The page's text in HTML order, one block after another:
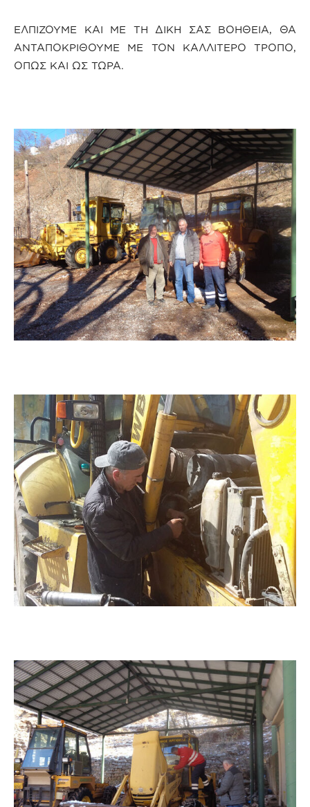
ΕΛΠΙΖΟΥΜΕ ΚΑΙ ΜΕ ΤΗ ΔΙΚΗ ΣΑΣ ΒΟΗΘΕΙΑ, ΘΑ
ΑΝΤΑΠΟΚΡΙΘΟΥΜΕ ΜΕ ΤΟΝ ΚΑΛΛΙΤΕΡΟ ΤΡΟΠΟ,
ΟΠΩΣ ΚΑΙ ΩΣ ΤΩΡΑ.